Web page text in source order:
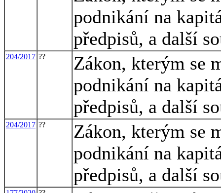
podnikání na
předpisů, a další
204/2017 ??
Zákon, kterým se
podnikání na
předpisů, a další
204/2017 ??
Zákon, kterým se
podnikání na
předpisů, a další